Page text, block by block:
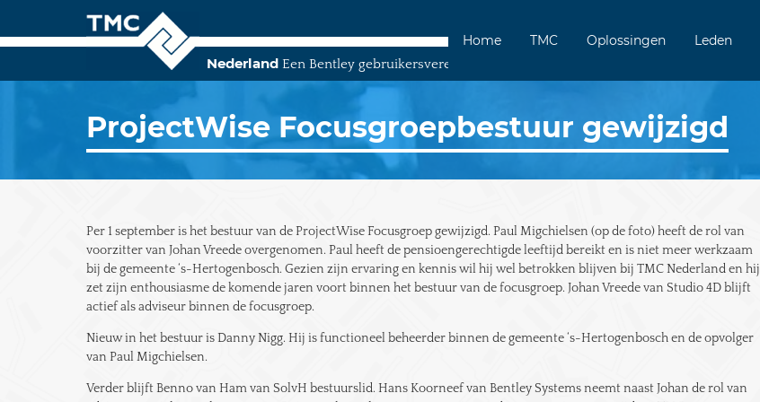
Nederland Een Bentley gebruikersvereniging
Home TMC Oplossingen Leden
ProjectWise Focusgroepbestuur gewijzigd
Per 1 september is het bestuur van de ProjectWise Focusgroep gewijzigd. Paul Migchielsen (op de foto) heeft de rol van
voorzitter van Johan Vreede overgenomen. Paul heeft de pensioengerechtigde leeftijd bereikt en is niet meer werkzaam
bij de gemeente ‘s-Hertogenbosch. Gezien zijn ervaring en kennis wil hij wel betrokken blijven bij TMC Nederland en hij
zet zijn enthousiasme de komende jaren voort binnen het bestuur van de focusgroep. Johan Vreede van Studio 4D blijft
actief als adviseur binnen de focusgroep.
Nieuw in het bestuur is Danny Nigg. Hij is functioneel beheerder binnen de gemeente ‘s-Hertogenbosch en de opvolger
van Paul Migchielsen.
Verder blijft Benno van Ham van SolvH bestuurslid. Hans Koorneef van Bentley Systems neemt naast Johan de rol van